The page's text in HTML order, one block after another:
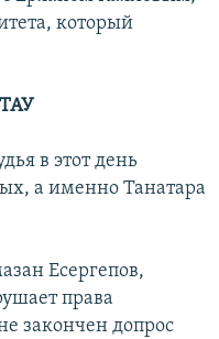
который
в этот день
а именно Танатара
Есергепов,
права
закончен допрос